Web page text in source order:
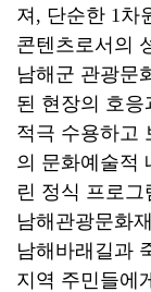
져, 단순한 1차
콘텐츠로서의
남해군 관광문
된 현장의 호
적극 수용하고
의 문화예술적
린 정식 프로
남해관광문화
남해바래길과
지역 주민들에